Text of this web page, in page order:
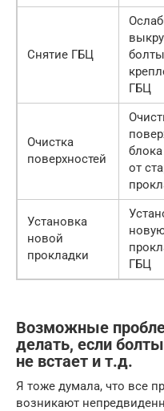
Снятие ГБЦ
болты
ГБЦ
Очистка
поверхностей
от
Установка
новой
прокладки
ГБЦ
Возможные
делать, если
не встает и т.д.
Я тоже думала, что все
возникают